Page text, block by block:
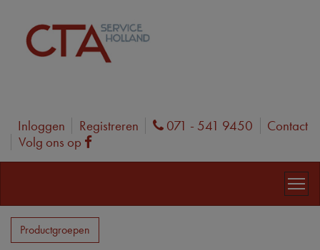
Inloggen Registreren Phone
071 - 541 9450
Contact
Volg ons op
Facebook
Productgroepen